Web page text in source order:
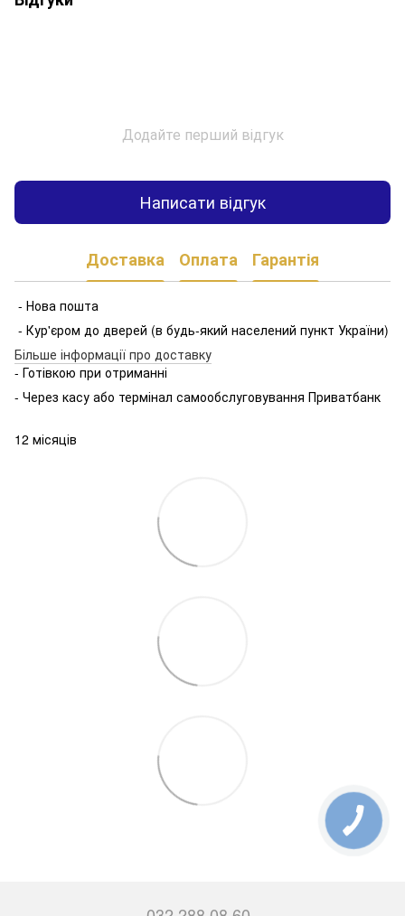
Додайте перший відгук
Написати відгук
Доставка Оплата Гарантія
- Нова пошта
- Кур'єром до дверей (в будь-який населений пункт України)
Більше інформації про доставку
- Готівкою при отриманні
- Через касу або термінал самообслуговування Приватбанк
12 місяців